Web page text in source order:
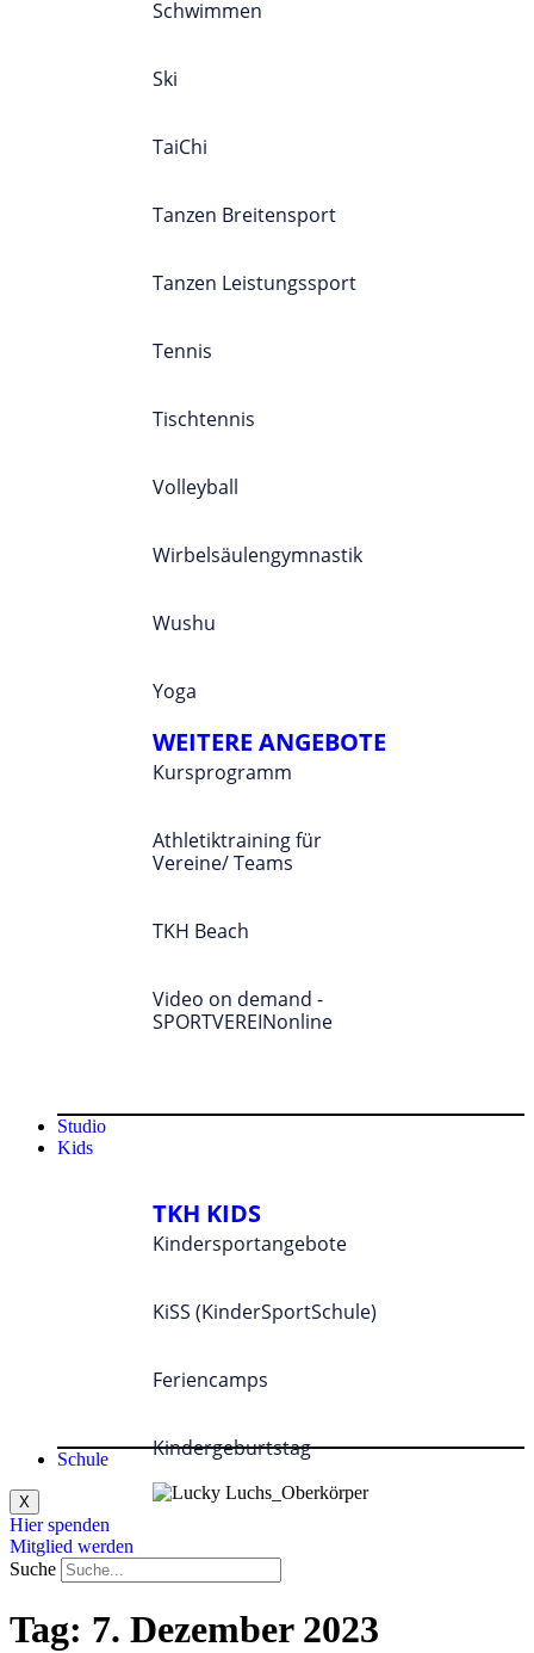
Schwimmen
Ski
TaiChi
Tanzen Breitensport
Tanzen Leistungssport
Tennis
Tischtennis
Volleyball
Wirbelsäulengymnastik
Wushu
Yoga
WEITERE ANGEBOTE
Kursprogramm
Athletiktraining für
Vereine/ Teams
TKH Beach
Video on demand -
SPORTVEREINonline
Studio
Kids
TKH KIDS
Kindersportangebote
KiSS (KinderSportSchule)
Feriencamps
Kindergeburtstag
Schule
X
Hier spenden
Mitglied werden
Suche
Tag: 7. Dezember 2023